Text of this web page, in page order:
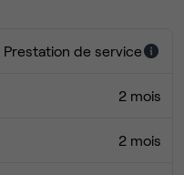
Prestation de service
2 mois
2 mois